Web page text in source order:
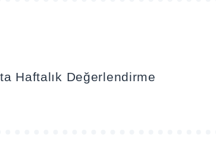
Haftalık Değerlendirme